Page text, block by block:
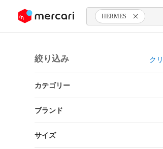
ツにスキップ HERMES
絞り込み ク
カテゴリー
ブランド
サイズ